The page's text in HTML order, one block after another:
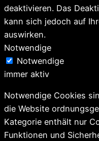
deaktivieren. Das
kann sich jedoch auf
auswirken.
Notwendige
Notwendige
immer aktiv
Notwendige Cookies
die Website
Kategorie enthält nur
Funktionen und